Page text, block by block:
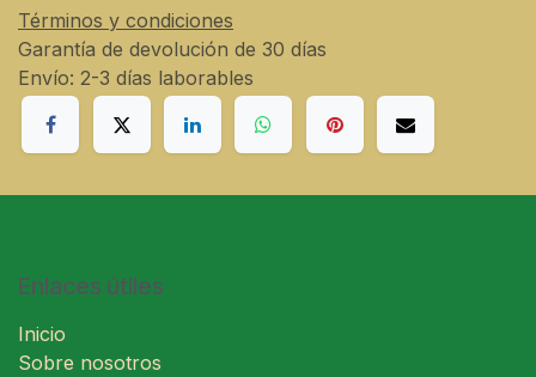
Términos y condiciones
Garantía de devolución de 30 días
Envío: 2-3 días laborables
Enlaces útiles
Inicio
Sobre nosotros